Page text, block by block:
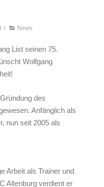
/ News
List seinen 75.
Wolfgang
des
Anfänglich als
nun seit 2005 als
Arbeit als Trainer und
Altenburg verdient er